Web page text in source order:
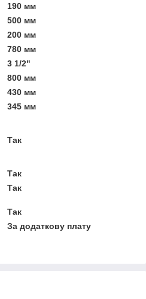
190 мм
500 мм
200 мм
780 мм
3 1/2"
800 мм
430 мм
345 мм
Так
Так
Так
Так
За додаткову плату